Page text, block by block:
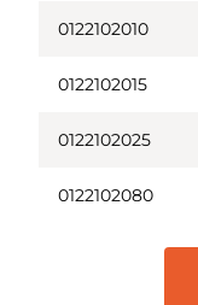
0122102010
0122102015
0122102025
0122102080